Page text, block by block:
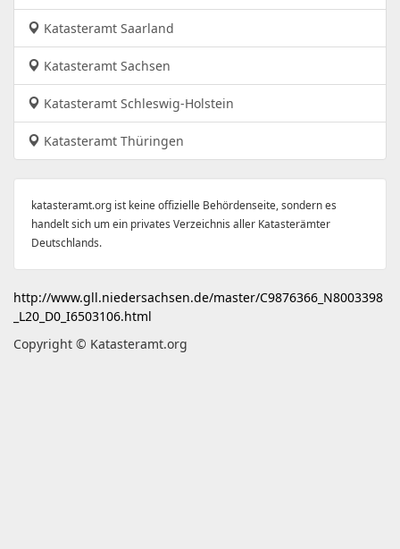
Katasteramt Saarland
Katasteramt Sachsen
Katasteramt Schleswig-Holstein
Katasteramt Thüringen
katasteramt.org ist keine offizielle Behördenseite, sondern es
handelt sich um ein privates Verzeichnis aller Katasterämter
Deutschlands.
http://www.gll.niedersachsen.de/master/C9876366_N8003398
_L20_D0_I6503106.html
Copyright © Katasteramt.org